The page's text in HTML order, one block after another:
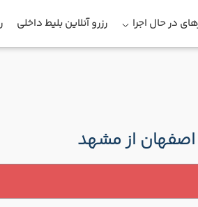
در حال اجرا رزرو آنلاین بلیط داخلی
اصفهان از مشهد